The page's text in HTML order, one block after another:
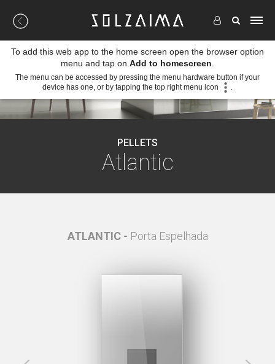
PELLETS
Atlantic
ATLANTIC - Porta Espelhada
To add this web app to the home screen open the browser option
menu and tap on Add to homescreen
The menu can be accessed by pressing the menu hardware button if your
device has one, or by tapping the top right menu icon
.